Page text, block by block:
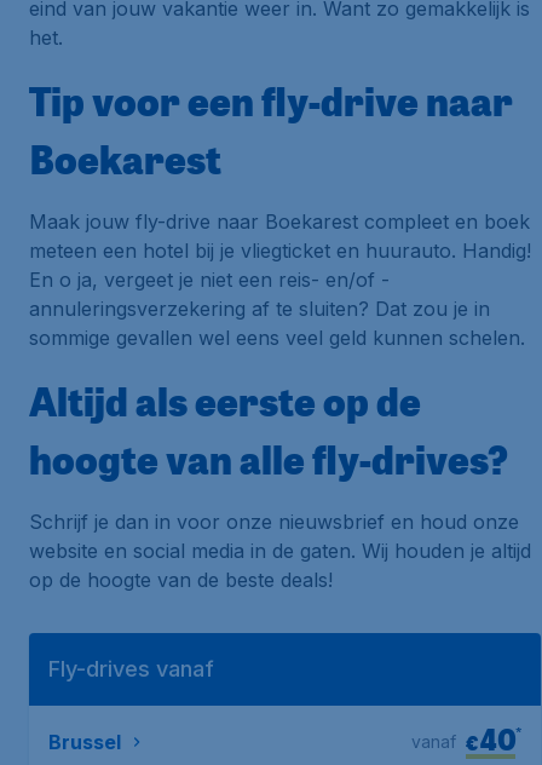
eind van jouw vakantie weer in. Want zo gemakkelijk is
het.
Tip voor een fly-drive naar
Boekarest
Maak jouw fly-drive naar Boekarest compleet en boek
meteen een hotel bij je vliegticket en huurauto. Handig!
En o ja, vergeet je niet een reis- en/of -
annuleringsverzekering af te sluiten? Dat zou je in
sommige gevallen wel eens veel geld kunnen schelen.
Altijd als eerste op de
hoogte van alle fly-drives?
Schrijf je dan in voor onze nieuwsbrief en houd onze
website en social media in de gaten. Wij houden je altijd
op de hoogte van de beste deals!
Fly-drives vanaf
Brussel €40*
vanaf